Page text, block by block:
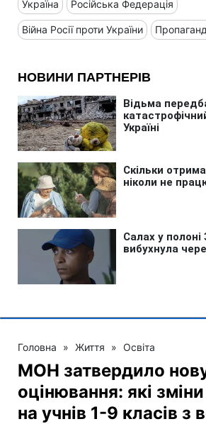
Україна Російська Федерація
Війна Росії проти України
Головна » Життя » Освіта
МОН затвердило
оцінювання: які
на учнів 1-9 класів з